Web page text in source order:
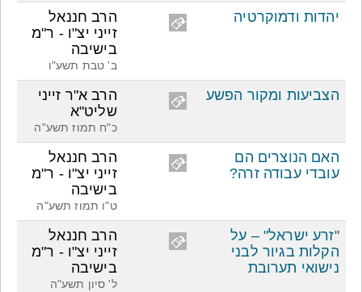
יהדות ודמוקרטיה
הרב חננאל
זייני יצ"ו - ר"מ
בישיבה
ב' טבת תשע"ו
הצביעות ומקור הפשע
הרב א"ר זייני
שליט"א
כ"ח תמוז תשע"ה
האם הנוצרים הם
עובדי עבודה זרה?
הרב חננאל
זייני יצ"ו - ר"מ
בישיבה
ט"ו תמוז תשע"ה
"זרע ישראל" – על
הקלות בגיור לבני
נישואי תערובת
הרב חננאל
זייני יצ"ו - ר"מ
בישיבה
ל' סיון תשע"ה